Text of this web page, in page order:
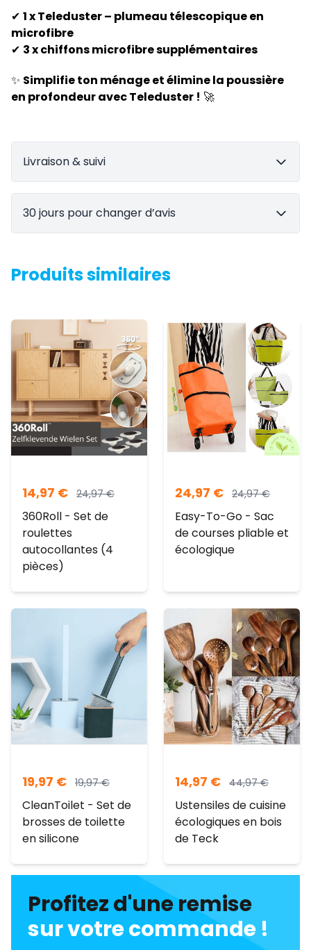
✔ 1 x Teleduster – plumeau télescopique en
microfibre
✔ 3 x chiffons microfibre supplémentaires
✨ Simplifie ton ménage et élimine la poussière
en profondeur avec Teleduster ! 🚀
Livraison & suivi
30 jours pour changer d’avis
Produits similaires
14,97 € 24,97€
360Roll - Set de
roulettes
autocollantes (4
pièces)
24,97 € 24,97€
Easy-To-Go - Sac
de courses pliable et
écologique
19,97 € 19,97€
CleanToilet - Set de
brosses de toilette
en silicone
14,97 € 44,97€
Ustensiles de cuisine
écologiques en bois
de Teck
Profitez d'une remise
sur votre commande !